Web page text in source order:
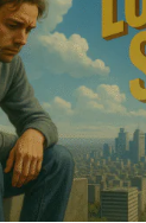
composta por
retrata a
sente-se
lógica social e
o processo